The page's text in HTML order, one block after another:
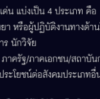
Current